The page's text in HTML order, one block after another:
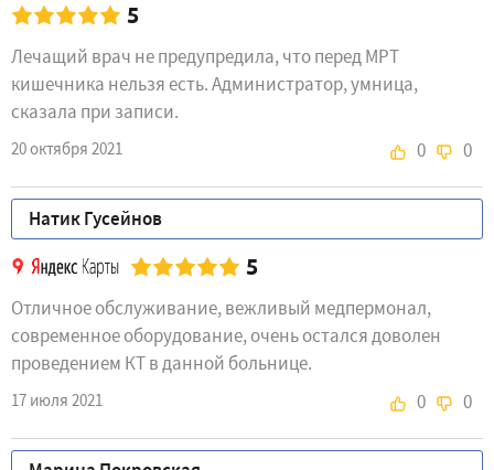
5
Лечащий врач не предупредила, что перед МРТ
кишечника нельзя есть. Администратор, умница,
сказала при записи.
20 октября 2021 0 0
Натик Гусейнов
5
Отличное обслуживание, вежливый медпермонал,
современное оборудование, очень остался доволен
проведением КТ в данной больнице.
17 июля 2021 0 0